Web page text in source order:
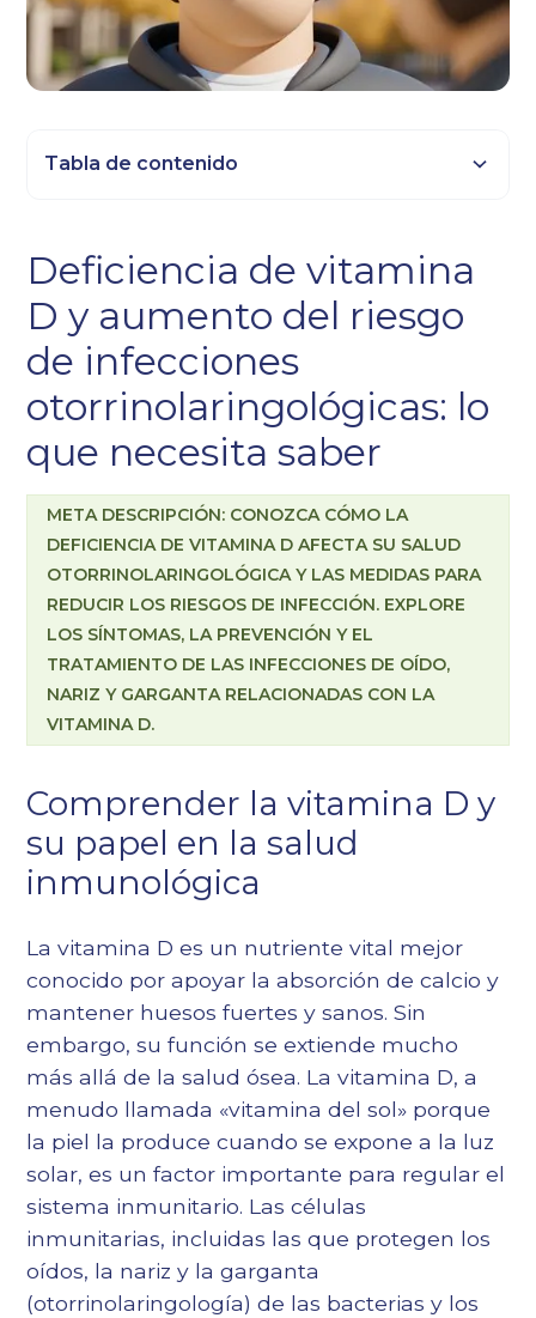
Deficiencia de vitamina
D y aumento del riesgo
de infecciones
otorrinolaringológicas: lo
que necesita saber
META DESCRIPCIÓN: CONOZCA CÓMO LA
DEFICIENCIA DE VITAMINA D AFECTA SU SALUD
OTORRINOLARINGOLÓGICA Y LAS MEDIDAS PARA
REDUCIR LOS RIESGOS DE INFECCIÓN. EXPLORE
LOS SÍNTOMAS, LA PREVENCIÓN Y EL
TRATAMIENTO DE LAS INFECCIONES DE OÍDO,
NARIZ Y GARGANTA RELACIONADAS CON LA
VITAMINA D.
Comprender la vitamina D y
su papel en la salud
inmunológica
La vitamina D es un nutriente vital mejor
conocido por apoyar la absorción de calcio y
mantener huesos fuertes y sanos. Sin
embargo, su función se extiende mucho
más allá de la salud ósea. La vitamina D, a
menudo llamada «vitamina del sol» porque
la piel la produce cuando se expone a la luz
solar, es un factor importante para regular el
sistema inmunitario. Las células
inmunitarias, incluidas las que protegen los
oídos, la nariz y la garganta
(otorrinolaringología) de las bacterias y los
Tabla de contenido
Título 3
Epígrafe 4
Epígrafe 5